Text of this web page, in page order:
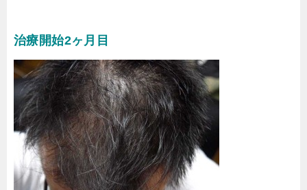
治療開始2ヶ月目